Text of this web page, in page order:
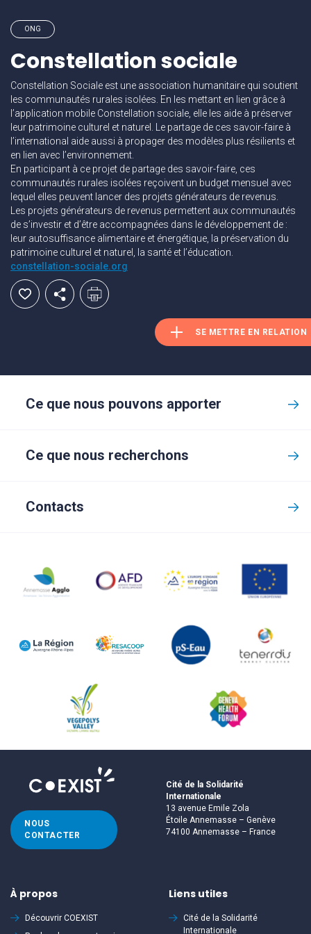
ONG
Constellation sociale
Constellation Sociale est une association humanitaire qui soutient
les communautés rurales isolées. En les mettant en lien grâce à
l’application mobile Constellation sociale, elle les aide à préserver
leur patrimoine culturel et naturel. Le partage de ces savoir-faire à
l’international aide aussi à propager des modèles plus résilients et
en lien avec l’environnement.
En participant à ce projet de partage des savoir-faire, ces
communautés rurales isolées reçoivent un budget mensuel avec
lequel elles peuvent lancer des projets générateurs de revenus.
Les projets générateurs de revenus permettent aux communautés
de s’investir et d’être accompagnées dans le développement de :
leur autosuffisance alimentaire et énergétique, la préservation du
patrimoine culturel et naturel, la santé et l’éducation.
constellation-sociale.org
SE METTRE EN RELATION
Ce que nous pouvons apporter
Ce que nous recherchons
Contacts
NOUS
CONTACTER
Cité de la Solidarité
Internationale
13 avenue Emile Zola
Étoile Annemasse – Genève
74100 Annemasse – France
À propos
Découvrir COEXIST
Liens utiles
Cité de la Solidarité
Internationale